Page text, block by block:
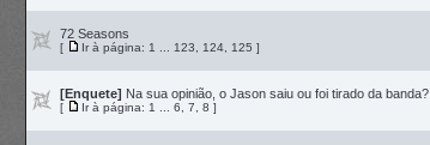
72 Seasons
[ Ir à página: 1 123 124, 125 ]
[Enquete] Na sua opinião, o Jason saiu ou foi tirado da banda?
[ Ir à página: 1 6 7 8 ]